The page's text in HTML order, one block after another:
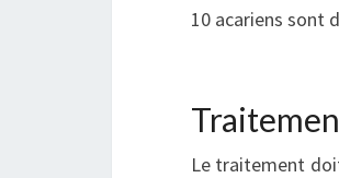
10 acariens sont
Le traitement